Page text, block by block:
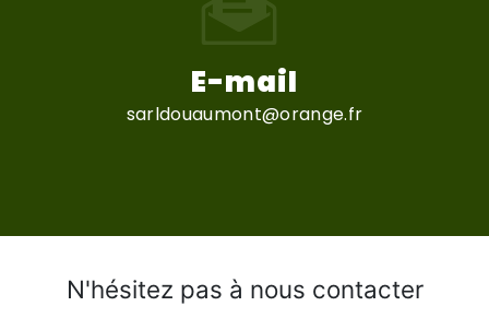
E-mail
sarldouaumont@orange.fr
N'hésitez pas à nous contacter